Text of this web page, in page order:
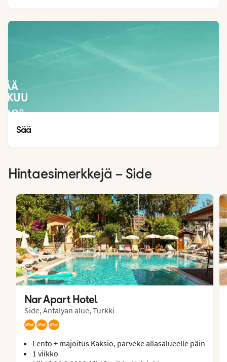
30°
21°
Sää
Hintaesimerkkejä – Side
Nar Apart Hotel
Side, Antalyan alue, Turkki
Lento + majoitus Kaksio, parveke allasalueelle päin
1 viikko